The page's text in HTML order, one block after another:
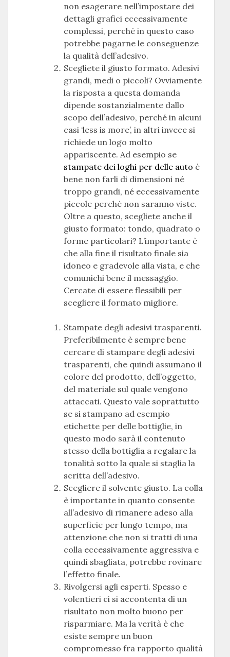
non esagerare nell’impostare dei
dettagli grafici eccessivamente
complessi, perché in questo caso
potrebbe pagarne le conseguenze
la qualità dell’adesivo.
Scegliete il giusto formato. Adesivi
grandi, medi o piccoli? Ovviamente
la risposta a questa domanda
dipende sostanzialmente dallo
scopo dell’adesivo, perché in alcuni
casi ‘less is more’, in altri invece si
richiede un logo molto
appariscente. Ad esempio se
stampate dei loghi per delle auto è
bene non farli di dimensioni né
troppo grandi, né eccessivamente
piccole perché non saranno viste.
Oltre a questo, scegliete anche il
giusto formato: tondo, quadrato o
forme particolari? L’importante è
che alla fine il risultato finale sia
idoneo e gradevole alla vista, e che
comunichi bene il messaggio.
Cercate di essere flessibili per
scegliere il formato migliore.
Stampate degli adesivi trasparenti.
Preferibilmente è sempre bene
cercare di stampare degli adesivi
trasparenti, che quindi assumano il
colore del prodotto, dell’oggetto,
del materiale sul quale vengono
attaccati. Questo vale soprattutto
se si stampano ad esempio
etichette per delle bottiglie, in
questo modo sarà il contenuto
stesso della bottiglia a regalare la
tonalità sotto la quale si staglia la
scritta dell’adesivo.
Scegliere il solvente giusto. La colla
è importante in quanto consente
all’adesivo di rimanere adeso alla
superficie per lungo tempo, ma
attenzione che non si tratti di una
colla eccessivamente aggressiva e
quindi sbagliata, potrebbe rovinare
l’effetto finale.
Rivolgersi agli esperti. Spesso e
volentieri ci si accontenta di un
risultato non molto buono per
risparmiare. Ma la verità è che
esiste sempre un buon
compromesso fra rapporto qualità